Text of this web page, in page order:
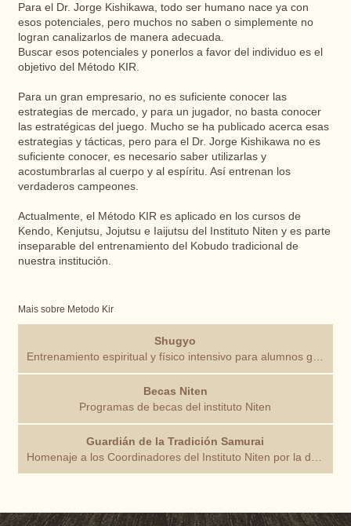
Para el Dr. Jorge Kishikawa, todo ser humano nace ya con
esos potenciales, pero muchos no saben o simplemente no
logran canalizarlos de manera adecuada.
Buscar esos potenciales y ponerlos a favor del individuo es el
objetivo del Método KIR.
Para un gran empresario, no es suficiente conocer las
estrategias de mercado, y para un jugador, no basta conocer
las estratégicas del juego. Mucho se ha publicado acerca esas
estrategias y tácticas, pero para el Dr. Jorge Kishikawa no es
suficiente conocer, es necesario saber utilizarlas y
acostumbrarlas al cuerpo y al espíritu. Así entrenan los
verdaderos campeones.
Actualmente, el Método KIR es aplicado en los cursos de
Kendo, Kenjutsu, Jojutsu e Iaijutsu del Instituto Niten y es parte
inseparable del entrenamiento del Kobudo tradicional de
nuestra institución.
Mais sobre Metodo Kir
Shugyo
Entrenamiento espiritual y físico intensivo para alumnos graduados
Becas Niten
Programas de becas del instituto Niten
Guardián de la Tradición Samurai
Homenaje a los Coordinadores del Instituto Niten por la dedicación en Difundir la Tradición Samurai.